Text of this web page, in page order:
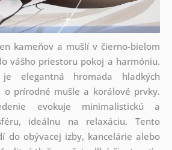
kameňov a mušlí v čierno-bielom
vášho priestoru pokoj a harmóniu.
elegantná hromada hladkých
o prírodné mušle a korálové prvky.
evokuje minimalistickú a
ideálnu na relaxáciu. Tento
do obývacej izby, kancelárie alebo